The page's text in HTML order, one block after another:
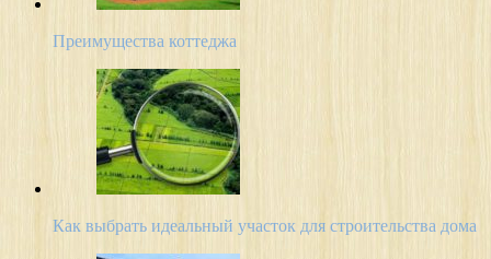
Преимущества коттеджа
Как выбрать идеальный участок для строительства дома